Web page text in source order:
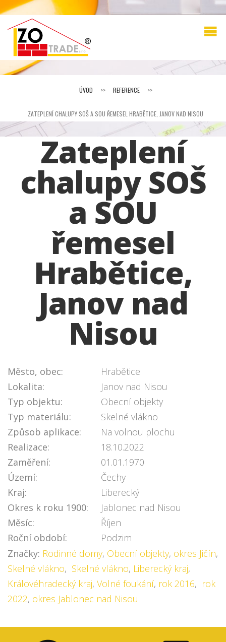
ÚVOD >> REFERENCE >>
ZATEPLENÍ CHALUPY SOŠ A SOU ŘEMESEL HRABĚTICE, JANOV NAD NISOU
Zateplení
chalupy SOŠ
a SOU
řemesel
Hrabětice,
Janov nad
Nisou
Město, obec:
Hrabětice
Lokalita:
Janov nad Nisou
Typ objektu:
Obecní objekty
Typ materiálu:
Skelné vlákno
Způsob aplikace:
Na volnou plochu
Realizace:
18.10.2022
Zaměření:
01.01.1970
Území:
Čechy
Kraj:
Liberecký
Okres k roku 1900:
Jablonec nad Nisou
Měsíc:
Říjen
Roční období:
Podzim
Značky: Rodinné domy, Obecní objekty, okres Jičín,
Skelné vlákno, Skelné vlákno, Liberecký kraj,
Královéhradecký kraj, Volné foukání, rok 2016, rok
2022, okres Jablonec nad Nisou